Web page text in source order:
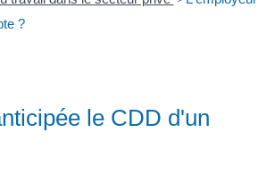
?
le CDD d'un